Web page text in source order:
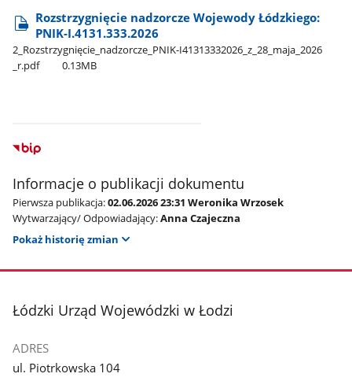
Rozstrzygnięcie nadzorcze Wojewody Łódzkiego:
PNIK-I.4131.333.2026
2​_Rozstrzygnięcie​_nadzorcze​_PNIK-I41313332026​_z​_28​_maja​_2026​
_r.pdf
0.13MB
Informacje o publikacji dokumentu
Pierwsza publikacja:02.06.2026 23:31 Weronika Wrzosek
Wytwarzający/ Odpowiadający:Anna Czajeczna
Pokaż historię zmian
stopka
Łódzki Urząd Wojewódzki w Łodzi
ADRES
ul. Piotrkowska 104